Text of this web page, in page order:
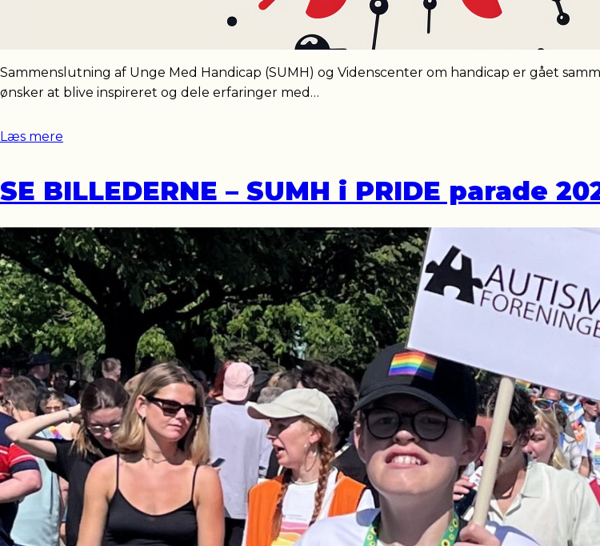
Sammenslutning af Unge Med Handicap (SUMH) og Videnscenter om handicap er gået
ønsker at blive inspireret og dele erfaringer med…
Læs mere
SE BILLEDERNE – SUMH i PRIDE parade